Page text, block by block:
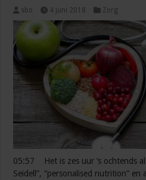
sbo 4 juni 2018 Zorg
05:57 Het is zes uur ‘s ochtends
Seidell”, “personalised nutrition” en